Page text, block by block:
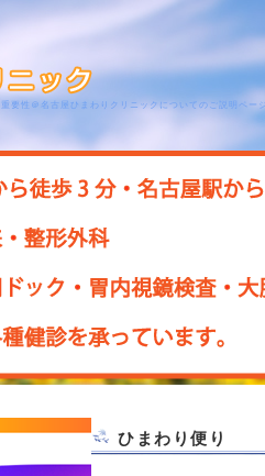
要性＠名古屋ひまわりクリニックについてのご説明ペー
ひまわり便り